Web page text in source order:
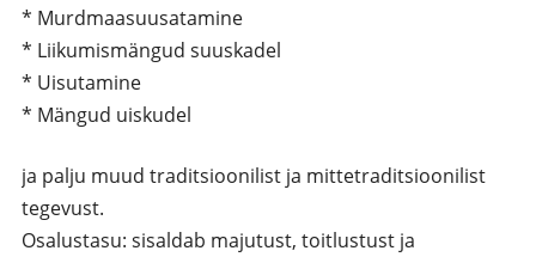
* Murdmaasuusatamine
* Liikumismängud suuskadel
* Uisutamine
* Mängud uiskudel
ja palju muud traditsioonilist ja mittetraditsioonilist
tegevust.
Osalustasu: sisaldab majutust, toitlustust ja